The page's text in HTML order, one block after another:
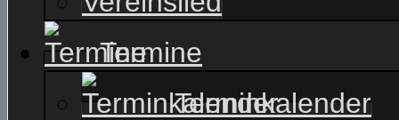
Termine
Terminkalender